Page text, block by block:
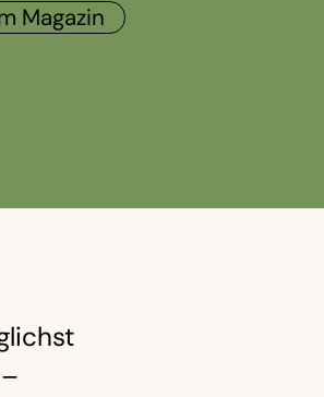
Magazin